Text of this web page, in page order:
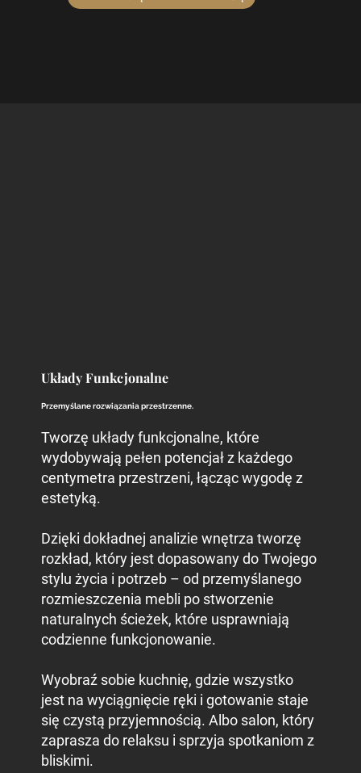
Układy Funkcjonalne
Przemyślane rozwiązania przestrzenne.
Tworzę układy funkcjonalne, które
wydobywają pełen potencjał z każdego
centymetra przestrzeni, łącząc wygodę z
estetyką.
Dzięki dokładnej analizie wnętrza tworzę
rozkład, który jest dopasowany do Twojego
stylu życia i potrzeb – od przemyślanego
rozmieszczenia mebli po stworzenie
naturalnych ścieżek, które usprawniają
codzienne funkcjonowanie.
Wyobraź sobie kuchnię, gdzie wszystko
jest na wyciągnięcie ręki i gotowanie staje
się czystą przyjemnością. Albo salon, który
zaprasza do relaksu i sprzyja spotkaniom z
bliskimi.